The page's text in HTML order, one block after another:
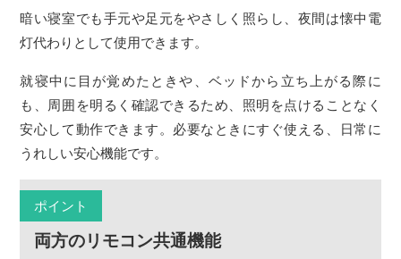
暗い寝室でも手元や足元をやさしく照らし、夜間は懐中電
灯代わりとして使用できます。
就寝中に目が覚めたときや、ベッドから立ち上がる際に
も、周囲を明るく確認できるため、照明を点けることなく
安心して動作できます。必要なときにすぐ使える、日常に
うれしい安心機能です。
ポイント
両方のリモコン共通機能